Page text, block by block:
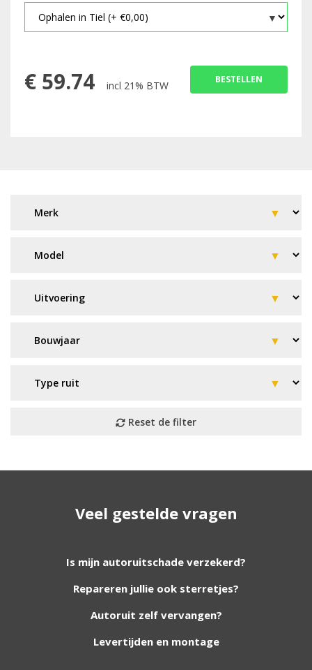
€ 59.74 incl 21% BTW BESTELLEN
verder!
Wij zijn continu bezig met het toevoegen van
ruit er niet tussen? Grote kans dat wij deze wel
hebben. Vul het formulier in en wij nemen
Veel gestelde vragen
Is mijn autoruitschade verzekerd?
Repareren jullie ook sterretjes?
Autoruit zelf vervangen?
Levertijden en montage